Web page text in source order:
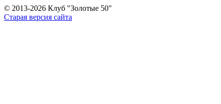
© 2013-2026 Клуб "Золотые 50"
Старая версия сайта